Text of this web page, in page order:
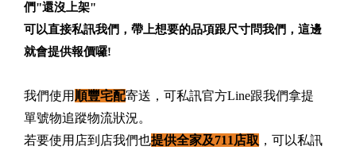
們"還沒上架"
可以直接私訊我們，帶上想要的品項跟尺寸問我們，這邊
就會提供報價囉!
我們使用 順豐宅配寄送，可私訊官方Line跟我們拿提
單號物追蹤物流狀況。
若要使用店到店我們也提供全家及711店取 ，可以私訊